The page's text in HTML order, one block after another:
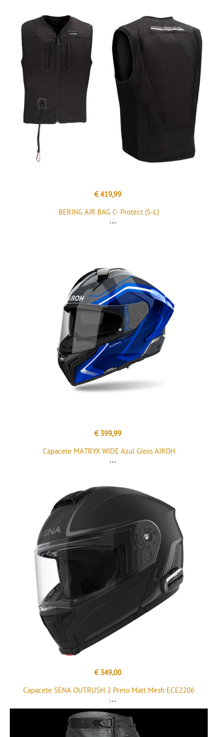
€ 419,99
BERING AIR BAG C- Protect (S-L)
€ 399,99
Capacete MATRYX WIDE Azul Gloss AIROH
€ 349,00
Capacete SENA OUTRUSH 2 Preto Matt Mesh ECE2206